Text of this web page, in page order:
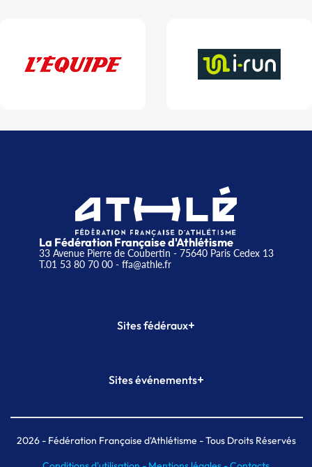
La Fédération Française d'Athlétisme
33 Avenue Pierre de Coubertin - 75640 Paris Cedex 13
T.01 53 80 70 00- ffa@athle.fr
Sites fédéraux+
Plateforme Formation
Sites événements+
Meeting de Paris indoor
MAIF Ekiden de Paris
2026- Fédération Française d'Athlétisme - Tous Droits Réservés